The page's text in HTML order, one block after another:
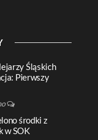
Śląskich
Pierwszy
środki z
w SOK